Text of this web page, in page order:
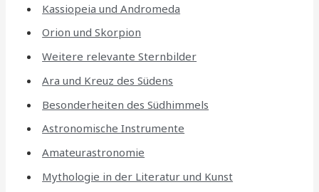
Kassiopeia und Andromeda
Orion und Skorpion
Weitere relevante Sternbilder
Ara und Kreuz des Südens
Besonderheiten des Südhimmels
Astronomische Instrumente
Amateurastronomie
Mythologie in der Literatur und Kunst